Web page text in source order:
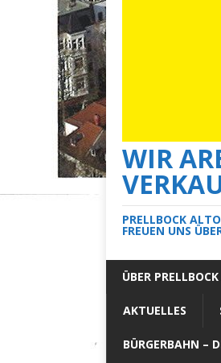
WIR
PRELLBOCK
FREUEN UNS
ÜBER
AKTUELLES
BÜRGERBAHN –